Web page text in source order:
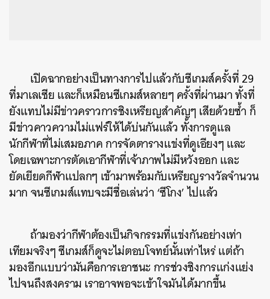
เปิดฉากอย่างเป็นทางการไปแล้วกับซีเกมส์ครั้งที่ 29
ที่มาเลเซีย และก็เหมือนซีเกมส์หลายๆ ครั้งที่ผ่านมา ทั้งที่
ยังแทบไม่มีข่าวคราวการชิงเหรียญสำคัญๆ เสียด้วยซ้ำ ก็
มีข่าวคาวความไม่แฟร์ให้ได้บ่นกันแล้ว ทั้งการดูแล
นักกีฬาที่ไม่เสมอภาค การจัดตารางแข่งที่ดูเอียงๆ และ
โดยเฉพาะการตัดเอากีฬาที่เจ้าภาพไม่มีหวังออก และ
ยัดเยียดกีฬาแปลกๆ เข้ามาพร้อมกับเหรียญรางวัลจำนวน
มาก จนซีเกมส์แทบจะมีชื่อเล่นว่า ‘ซีโกง’ ไปแล้ว
ถ้ามองว่ากีฬาต้องเป็นกิจกรรมที่แข่งกันอย่างเท่า
เทียมจริงๆ ซีเกมส์ก็ดูจะไม่ตอบโจทย์นั้นเท่าไหร่ แต่ถ้า
มองอีกแบบว่ามันคือการเอาชนะ การช่วงชิงการแก่งแย่ง
ไปจนถึงสงคราม เราอาจพอจะเข้าใจมันได้มากขึ้น